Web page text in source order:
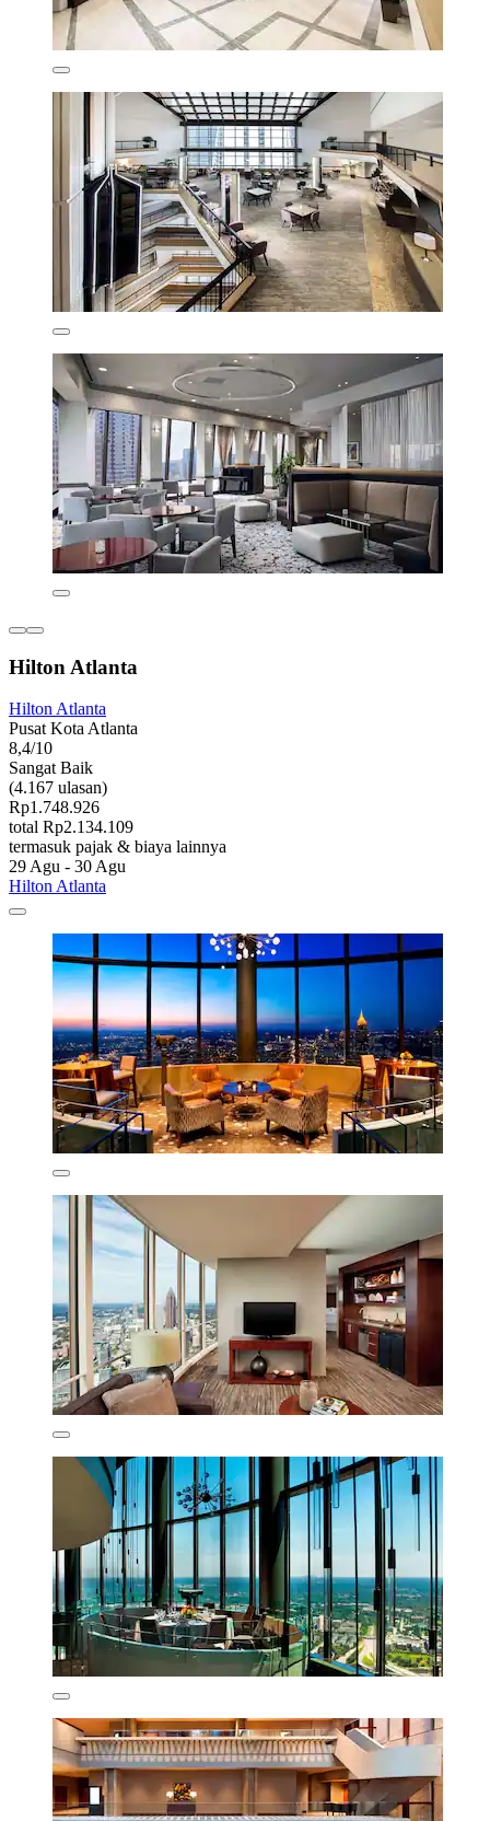
Hilton Atlanta
Hilton Atlanta
Pusat Kota Atlanta
8,4/10
Sangat Baik
(4.167 ulasan)
Rp1.748.926
total Rp2.134.109
termasuk pajak & biaya lainnya
29 Agu - 30 Agu
Hilton Atlanta